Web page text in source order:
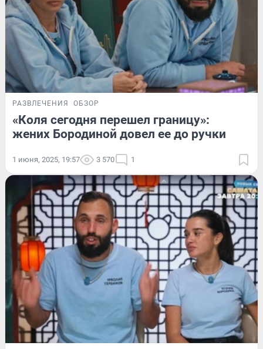
РАЗВЛЕЧЕНИЯ ОБЗОР
«Коля сегодня перешел границу»:
жених Бородиной довел ее до ручки
1 июня, 2025, 19:57 3 570 1